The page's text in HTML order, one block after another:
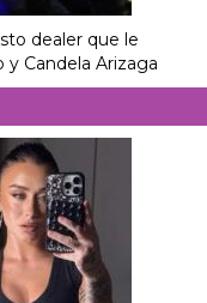
dealer que le
y Candela Arizaga